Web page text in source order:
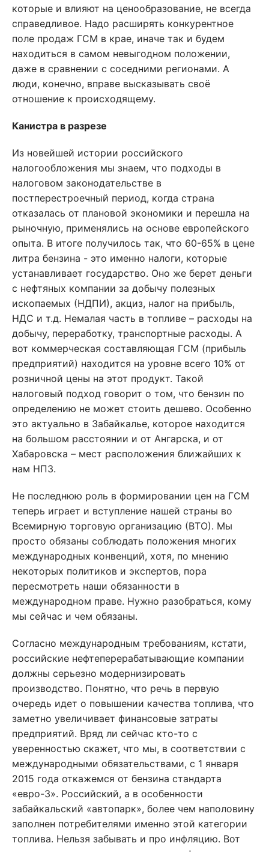
которые и влияют на ценообразование, не всегда
справедливое. Надо расширять конкурентное
поле продаж ГСМ в крае, иначе так и будем
находиться в самом невыгодном положении,
даже в сравнении с соседними регионами. А
люди, конечно, вправе высказывать своё
отношение к происходящему.
Канистра в разрезе
Из новейшей истории российского
налогообложения мы знаем, что подходы в
налоговом законодательстве в
постперестроечный период, когда страна
отказалась от плановой экономики и перешла на
рыночную, применялись на основе европейского
опыта. В итоге получилось так, что 60-65% в цене
литра бензина - это именно налоги, которые
устанавливает государство. Оно же берет деньги
с нефтяных компании за добычу полезных
ископаемых (НДПИ), акциз, налог на прибыль,
НДС и т.д. Немалая часть в топливе – расходы на
добычу, переработку, транспортные расходы. А
вот коммерческая составляющая ГСМ (прибыль
предприятий) находится на уровне всего 10% от
розничной цены на этот продукт. Такой
налоговый подход говорит о том, что бензин по
определению не может стоить дешево. Особенно
это актуально в Забайкалье, которое находится
на большом расстоянии и от Ангарска, и от
Хабаровска – мест расположения ближайших к
нам НПЗ.
Не последнюю роль в формировании цен на ГСМ
теперь играет и вступление нашей страны во
Всемирную торговую организацию (ВТО). Мы
просто обязаны соблюдать положения многих
международных конвенций, хотя, по мнению
некоторых политиков и экспертов, пора
пересмотреть наши обязанности в
международном праве. Нужно разобраться, кому
мы сейчас и чем обязаны.
Согласно международным требованиям, кстати,
российские нефтеперерабатывающие компании
должны серьезно модернизировать
производство. Понятно, что речь в первую
очередь идет о повышении качества топлива, что
заметно увеличивает финансовые затраты
предприятий. Вряд ли сейчас кто-то с
уверенностью скажет, что мы, в соответствии с
международными обязательствами, с 1 января
2015 года откажемся от бензина стандарта
«евро-3». Российский, а в особенности
забайкальский «автопарк», более чем наполовину
заполнен потребителями именно этой категории
топлива. Нельзя забывать и про инфляцию. Вот